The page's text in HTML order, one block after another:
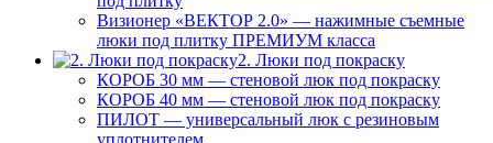
Визионер «ВЕКТОР 2.0» — нажимные съемные
люки под плитку ПРЕМИУМ класса
2. Люки под покраску
КОРОБ 30 мм — стеновой люк под покраску
КОРОБ 40 мм — стеновой люк под покраску
ПИЛОТ — универсальный люк с резиновым
уплотнителем